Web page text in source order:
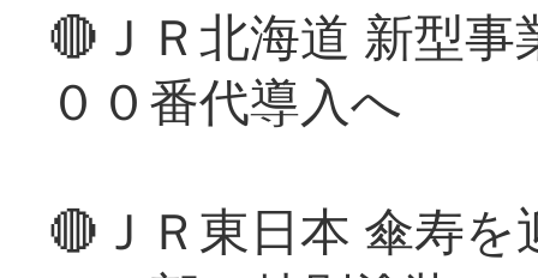
🔴ＪＲ北海道 新型
００番代導入へ
🔴ＪＲ東日本 傘寿